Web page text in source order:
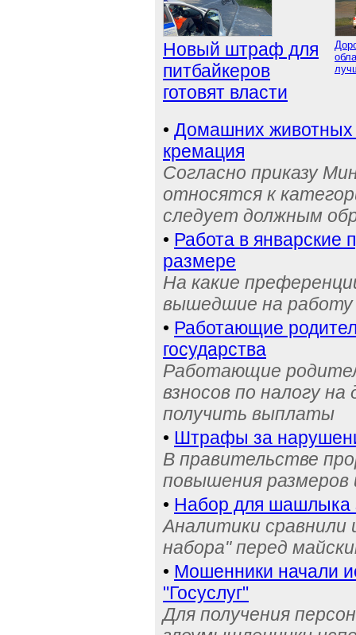
Новый штраф для
питбайкеров
готовят власти
• Домашних животных
кремация
Согласно приказу
относятся к
следует должным
• Работа в январские
размере
На какие
вышедшие на работу
• Работающие
государства
Работающие
взносов по налогу
получить выплаты
• Штрафы за
В правительстве
повышения
• Набор для шашлыка
Аналитики
набора" перед
• Мошенники начали
"Госуслуг"
Для получения